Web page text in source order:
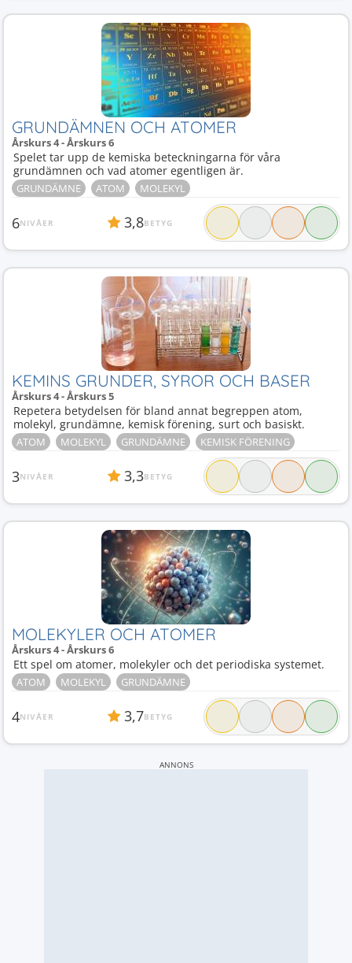
GRUNDÄMNEN OCH ATOMER
Årskurs 4 - Årskurs 6
Spelet tar upp de kemiska beteckningarna för våra
grundämnen och vad atomer egentligen är.
GRUNDÄMNE ATOM MOLEKYL
6NIVÅER 3,8BETYG
KEMINS GRUNDER, SYROR OCH BASER
Årskurs 4 - Årskurs 5
Repetera betydelsen för bland annat begreppen atom,
molekyl, grundämne, kemisk förening, surt och basiskt.
ATOM MOLEKYL GRUNDÄMNE KEMISK FÖRENING
3NIVÅER 3,3BETYG
MOLEKYLER OCH ATOMER
Årskurs 4 - Årskurs 6
Ett spel om atomer, molekyler och det periodiska systemet.
ATOM MOLEKYL GRUNDÄMNE
4NIVÅER 3,7BETYG
ANNONS